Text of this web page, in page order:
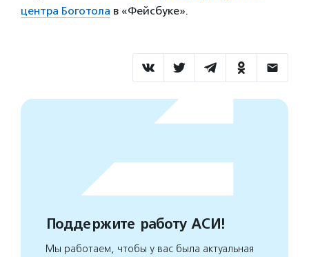
центра Боготола в «Фейсбуке».
Поддержите работу АСИ!
Мы работаем, чтобы у вас была актуальная